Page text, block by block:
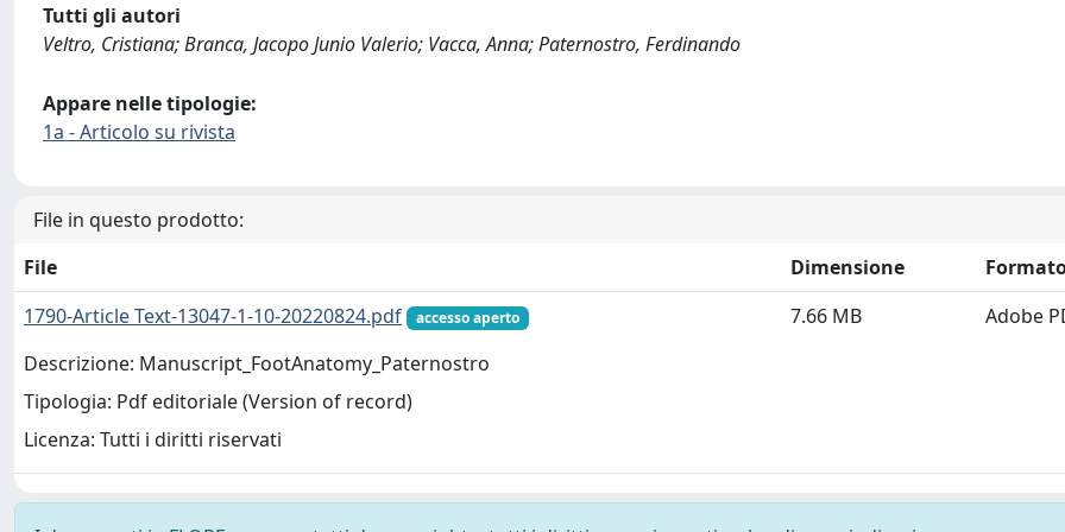
Tutti gli autori
Veltro, Cristiana; Branca, Jacopo Junio Valerio; Vacca, Anna; Paternostro, Ferdinando
Appare nelle tipologie:
1a - Articolo su rivista
File in questo prodotto:
File
Dimensione
1790-Article Text-13047-1-10-20220824.pdf
accesso aperto
Descrizione: Manuscript_FootAnatomy_Paternostro
Tipologia: Pdf editoriale (Version of record)
Licenza: Tutti i diritti riservati
7.66 MB Adobe